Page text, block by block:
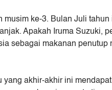
ke-3. Bulan Juli
Apakah Iruma Suzuki,
sebagai makanan
yang akhir-akhir ini